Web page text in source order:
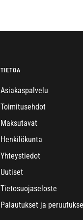
TIETOA
Asiakaspalvelu
Toimitusehdot
Maksutavat
Henkilökunta
Yhteystiedot
Uutiset
Tietosuojaseloste
Palautukset ja